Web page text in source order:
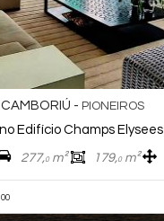
- PIONEIROS
Edifício Champs Elysees
277,0m² 179,0m²
00